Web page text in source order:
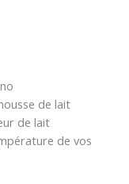
de lait
de lait
de vos